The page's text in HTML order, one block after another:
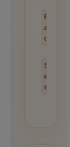
Produit
anti
cafards
Santé
et
sécurité